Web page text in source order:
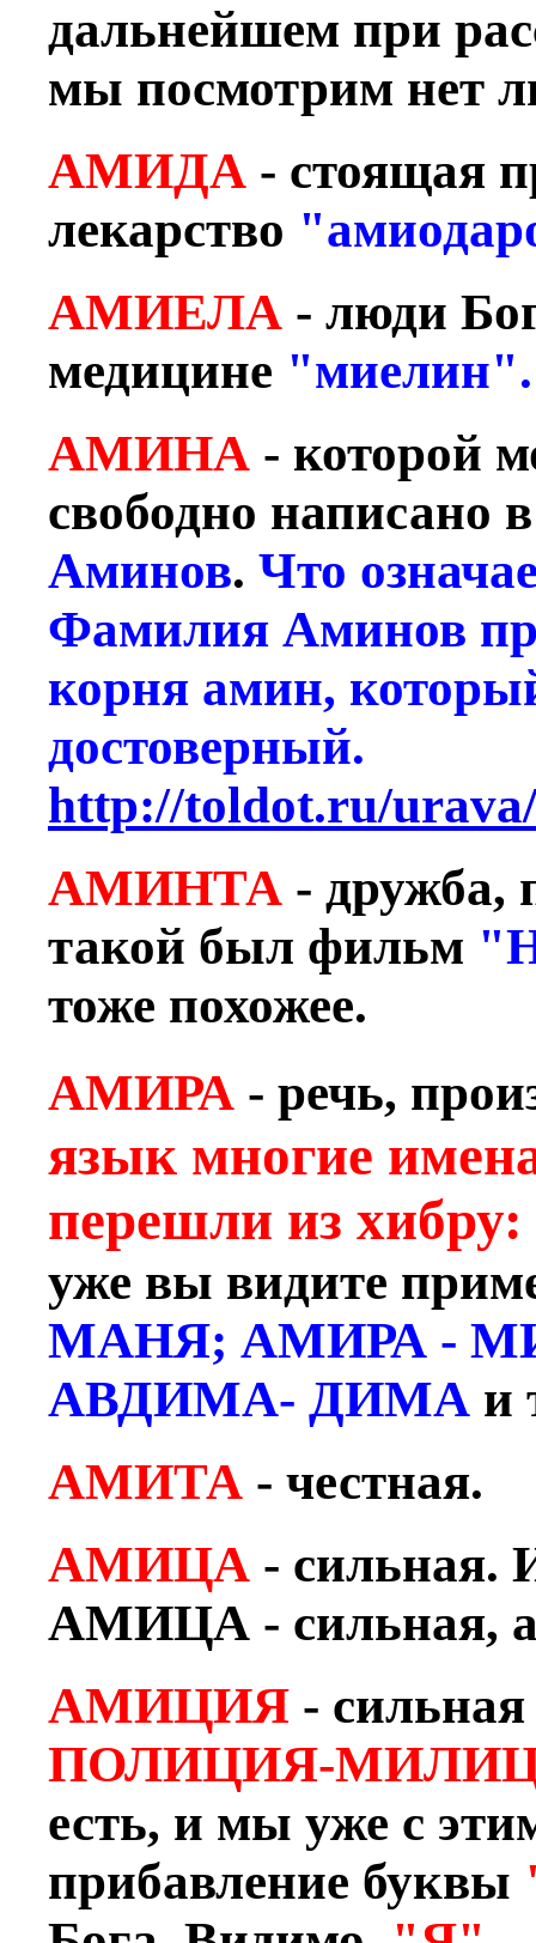
дальнейшем при
мы посмотрим нет
АМИДА - стоящая
лекарство
АМИЕЛА - люди
медицине "миелин".
АМИНА - которой
свободно написано
Аминов. Что
Фамилия Аминов
корня амин,
достоверный.
http://toldot.ru/
АМИНТА - дружба,
такой был фильм
тоже похожее.
АМИРА - речь,
язык многие
перешли из хибру:
уже вы видите
МАНЯ; АМИРА -
АВДИМА- ДИМА и
АМИТА - честная.
АМИЦА - сильная.
АМИЦА - сильная,
АМИЦИЯ -
ПОЛИЦИЯ-
есть, и мы уже с
прибавление буквы